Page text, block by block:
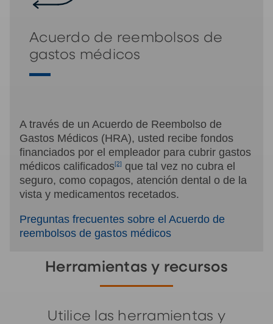
Acuerdo de reembolsos de
gastos médicos
A través de un Acuerdo de Reembolso de
Gastos Médicos (HRA), usted recibe fondos
financiados por el empleador para cubrir gastos
médicos calificados[2] que tal vez no cubra el
seguro, como copagos, atención dental o de la
vista y medicamentos recetados.
Preguntas frecuentes sobre el Acuerdo de
reembolsos de gastos médicos
Herramientas y recursos
Utilice las herramientas y